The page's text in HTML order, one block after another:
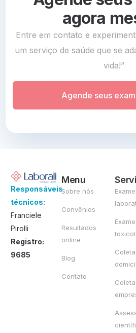
agora
Entre em contato e
um serviço de saúde que se
vida!”
Agende seus
Responsáveis
técnicos:
Franciele
Pirolli
Registro:
9685
Menu
Sobre nós
Convênios
Resultados
online
Blog
Contato
Exame
Coleta
Coleta